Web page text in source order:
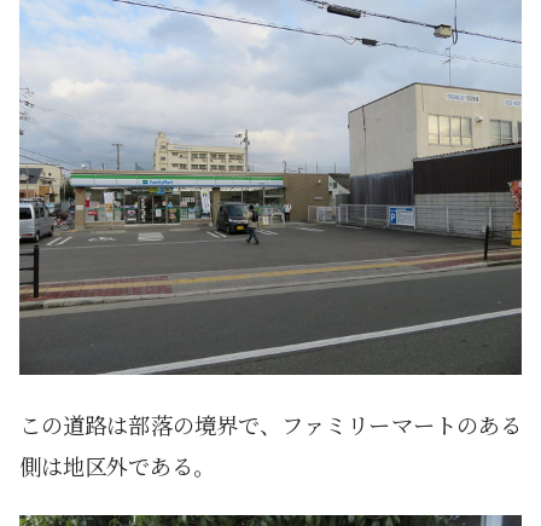
この道路は部落の境界で、ファミリーマートのある
側は地区外である。